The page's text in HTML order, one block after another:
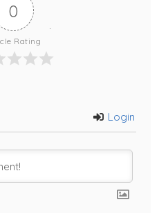
0
Rating
Login